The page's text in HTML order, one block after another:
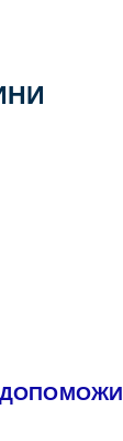
ДОПОМОЖИ